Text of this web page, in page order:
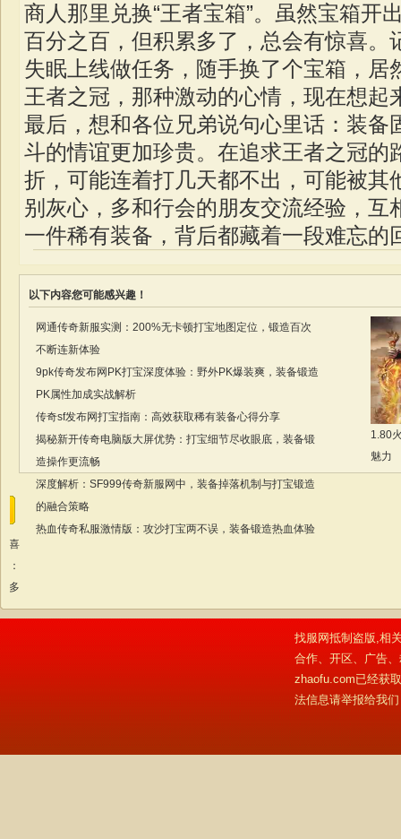
商人那里兑换“王者宝箱”。虽然宝箱开
百分之百，但积累多了，总会有惊喜。
失眠上线做任务，随手换了个宝箱，居
王者之冠，那种激动的心情，现在想起
最后，想和各位兄弟说句心里话：装备
斗的情谊更加珍贵。在追求王者之冠的
折，可能连着打几天都不出，可能被其
别灰心，多和行会的朋友交流经验，互
一件稀有装备，背后都藏着一段难忘的
以下内容您可能感兴趣！
网通传奇新服实测：200%无卡顿打宝地图定位，锻造百次
不断连新体验
9pk传奇发布网PK打宝深度体验：野外PK爆装爽，装备锻造
PK属性加成实战解析
传奇sf发布网打宝指南：高效获取稀有装备心得分享
揭秘新开传奇电脑版大屏优势：打宝细节尽收眼底，装备锻
造操作更流畅
深度解析：SF999传奇新服网中，装备掉落机制与打宝锻造
的融合策略
热血传奇私服激情版：攻沙打宝两不误，装备锻造热血体验
1.80
魅力
喜
：
多
找服网抵制盗版,相
合作、开区、广告
zhaofu.com已经获
法信息请举报给我